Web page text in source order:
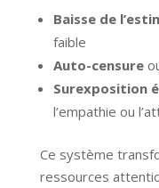
Baisse de
faible
Auto-censure
Surexposition
l’empathie ou
Ce système
ressources